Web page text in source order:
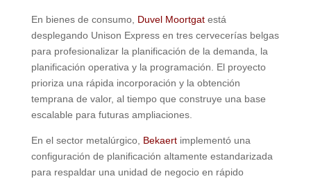
En bienes de consumo, Duvel Moortgatestá
desplegando Unison Express en tres cervecerías belgas
para profesionalizar la planificación de la demanda, la
planificación operativa y la programación. El proyecto
prioriza una rápida incorporación y la obtención
temprana de valor, al tiempo que construye una base
escalable para futuras ampliaciones.
En el sector metalúrgico, Bekaertimplementó una
configuración de planificación altamente estandarizada
para respaldar una unidad de negocio en rápido